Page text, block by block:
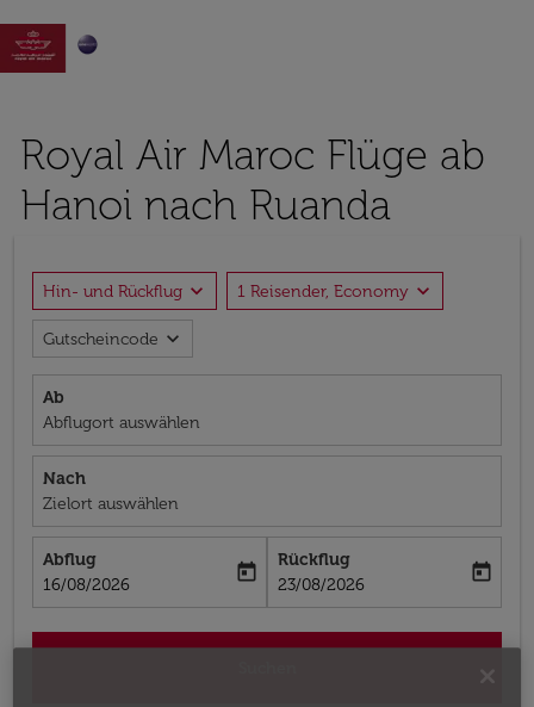

Royal Air Maroc Flüge ab
Hanoi nach Ruanda
Hin- und Rückflug expand_more 1 Reisender, Economy expand_more
Gutscheincode expand_more
Ab
Abflugort auswählen
Nach
Zielort auswählen
Abflug
fc-booking-departure-date-aria-label
16/08/2026
today
Rückflug
fc-booking-return-date-aria-label
23/08/2026
today